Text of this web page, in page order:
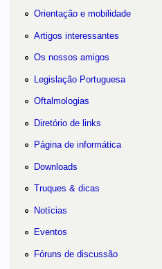
Orientação e mobilidade
Artigos interessantes
Os nossos amigos
Legislação Portuguesa
Oftalmologias
Diretório de links
Página de informática
Downloads
Truques & dicas
Notícias
Eventos
Fóruns de discussão